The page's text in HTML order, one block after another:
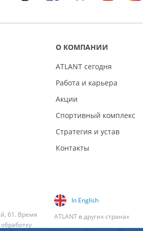
О КОМПАНИИ
ATLANT сегодня
Работа и карьера
Акции
Спортивный комплекс
Стратегия и устав
Контакты
61. Время
In English
ATLANT в других странах